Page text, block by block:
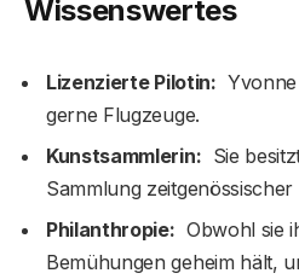
Wissenswertes
Lizenzierte Pilotin:
gerne Flugzeuge.
Kunstsammlerin: Sie
Sammlung zeitgenössischer
Philanthropie: Obwohl sie
Bemühungen geheim hält,